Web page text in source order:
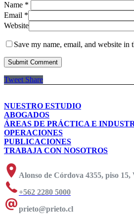
Name *
Email *
Website
Save my name, email, and website
Tweet Share
NUESTRO ESTUDIO
ABOGADOS
ÁREAS DE PRÁCTICA E
OPERACIONES
PUBLICACIONES
TRABAJA CON NOSOTROS
Alonso de Córdova 4355, piso
+562 2280 5000
prieto@prieto.cl